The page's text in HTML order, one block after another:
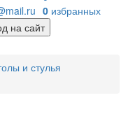
0избранных
на сайт
и стулья